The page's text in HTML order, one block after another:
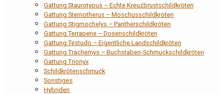
Gattung Staurotypus – Echte Kreuzbrustschildkröten
Gattung Sternotherus – Moschusschildkröten
Gattung Stigmochelys – Pantherschildkröten
Gattung Terrapene – Dosenschildkröten
Gattung Testudo – Eigentliche Landschildkröten
Gattung Trachemys – Buchstaben-Schmuckschildkröten
Gattung Trionyx
Schildkrötenschmuck
Sonstiges
Hybriden